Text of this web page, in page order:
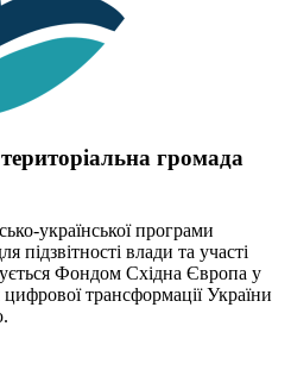
громада
української програми
підзвітності влади та участі
Фондом Східна Європа у
трансформації України